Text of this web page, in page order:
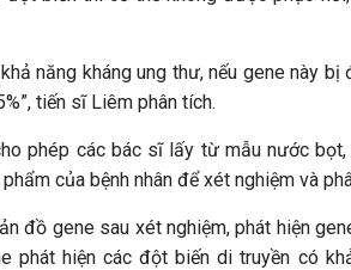
năng kháng ung thư, nếu gene này bị
tiến sĩ Liêm phân tích.
phép các bác sĩ lấy từ mẫu nước
của bệnh nhân để xét nghiệm và
đồ gene sau xét nghiệm, phát hiện
phát hiện các đột biến di truyền có